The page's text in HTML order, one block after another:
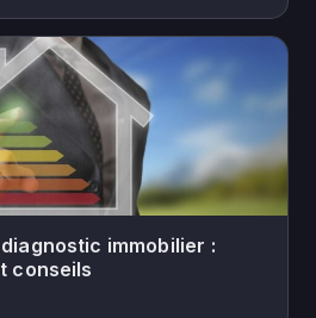
immobilier :
conseils